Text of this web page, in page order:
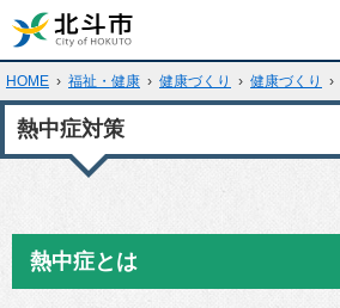
HOME › 福祉・健康 › 健康づくり › 健康づくり ›
熱中症対策
熱中症とは